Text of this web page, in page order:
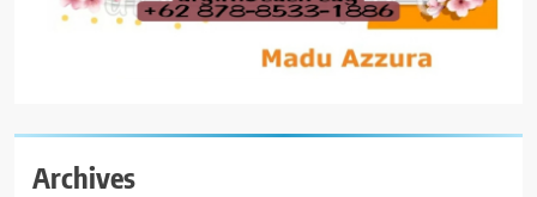
Archives